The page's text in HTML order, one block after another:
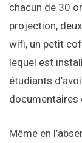
chacun de 30
projection,
wifi, un petit
lequel est
étudiants
documentaires
Même en